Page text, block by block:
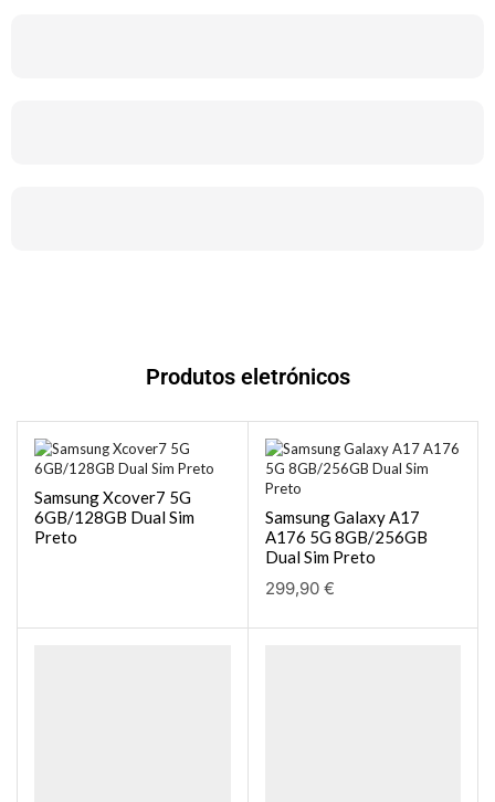
Produtos eletrónicos
Samsung Xcover7 5G
6GB/128GB Dual Sim
Preto
Samsung Galaxy A17
A176 5G 8GB/256GB
Dual Sim Preto
299,90 €